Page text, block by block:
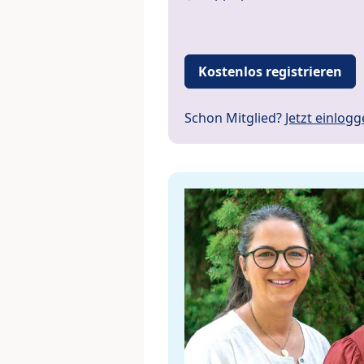
Kostenlos registrieren
Schon Mitglied? Jetzt